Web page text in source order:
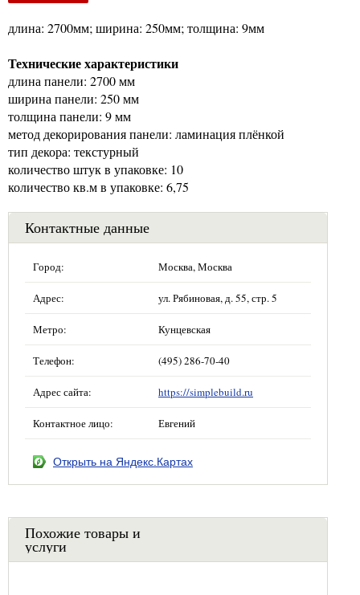
длина: 2700мм; ширина: 250мм; толщина: 9мм
Технические характеристики
длина панели: 2700 мм
ширина панели: 250 мм
толщина панели: 9 мм
метод декорирования панели: ламинация плёнкой
тип декора: текстурный
количество штук в упаковке: 10
количество кв.м в упаковке: 6,75
Контактные данные
Город: Москва, Москва
Адрес: ул. Рябиновая, д. 55, стр. 5
Метро: Кунцевская
Телефон: (495) 286-70-40
Адрес сайта: https://simplebuild.ru
Контактное лицо: Евгений
Открыть на Яндекс.Картах
Похожие товары и
услуги